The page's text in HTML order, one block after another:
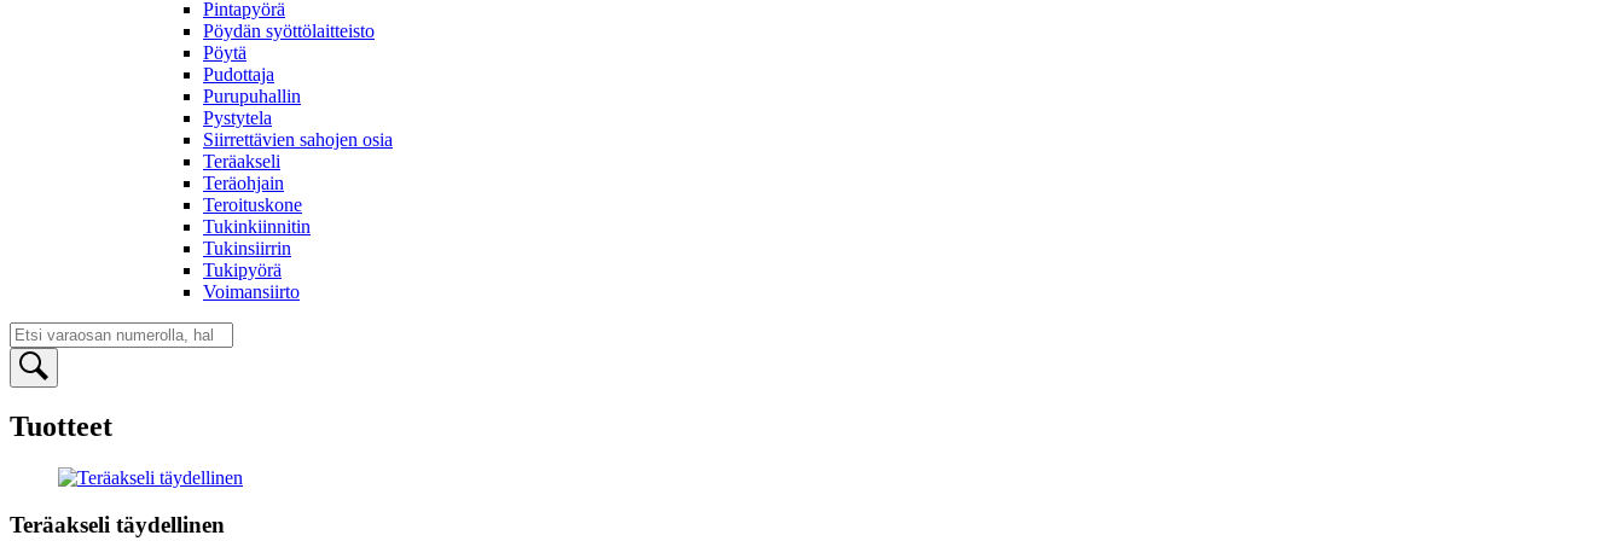
Pintapyörä
Pöydän syöttölaitteisto
Pöytä
Pudottaja
Purupuhallin
Pystytela
Siirrettävien sahojen osia
Teräakseli
Teräohjain
Teroituskone
Tukinkiinnitin
Tukinsiirrin
Tukipyörä
Voimansiirto
Tuotteet
Teräakseli täydellinen